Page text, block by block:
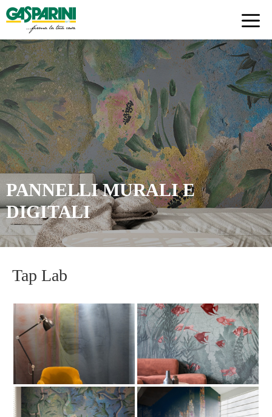
Skip
to
content
PANNELLI MURALI E
DIGITALI
Tap Lab